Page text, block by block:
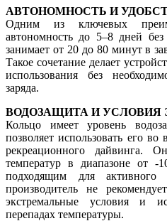
АВТОНОМНОСТЬ И
Одним из ключевых
автономность до 5–8 дней без
занимает от 20 до 80 минут в
Такое сочетание делает
использования без
заряда.
ВОДОЗАЩИТА И УСЛОВИЯ
Кольцо имеет уровень
позволяет использовать его
рекреационного дайвинга.
температур в диапазоне от -
подходящим для
производитель не
экстремальные условия и
перепадах температуры.